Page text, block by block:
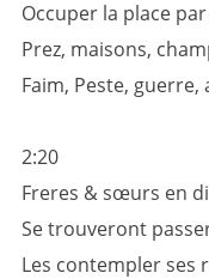
Occuper la place
Prez, maisons,
Faim, Peste,
2:20
Freres & sœurs en
Se trouveront
Les contempler ses